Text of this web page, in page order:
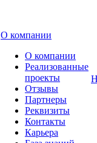
О компании
О компании
Реализованные
проекты
Отзывы
Партнеры
Реквизиты
Контакты
Карьера